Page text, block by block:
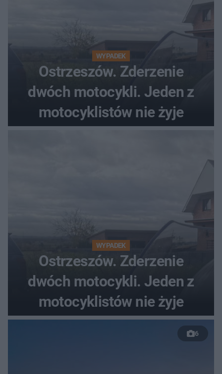
WYPADEK
Ostrzeszów. Zderzenie
dwóch motocykli. Jeden z
motocyklistów nie żyje
WYPADEK
Ostrzeszów. Zderzenie
dwóch motocykli. Jeden z
motocyklistów nie żyje
6